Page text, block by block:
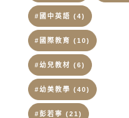
#國中英語 (4)
#國際教育 (10)
#幼兒教材 (6)
#幼美教學 (40)
#彭若寧 (21)